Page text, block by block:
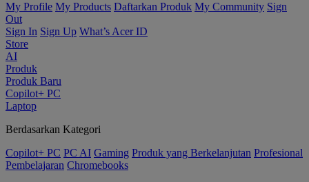
My Profile My Products Daftarkan Produk My Community Sign
Out
Sign In Sign Up What’s Acer ID
Store
AI
Produk
Produk Baru
Copilot+ PC
Laptop
Berdasarkan Kategori
Copilot+ PC PC AI Gaming Produk yang Berkelanjutan Profesional
Pembelajaran Chromebooks